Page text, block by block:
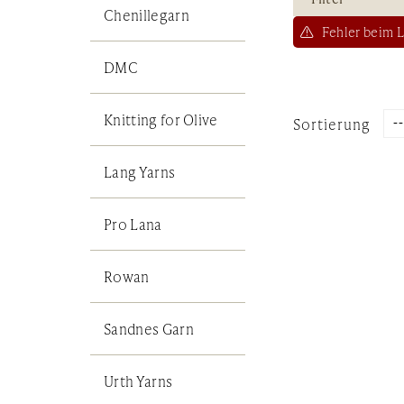
Chenillegarn
DMC
Knitting for Olive
Lang Yarns
Pro Lana
Rowan
Sandnes Garn
Urth Yarns
Fehler beim
Sortierung